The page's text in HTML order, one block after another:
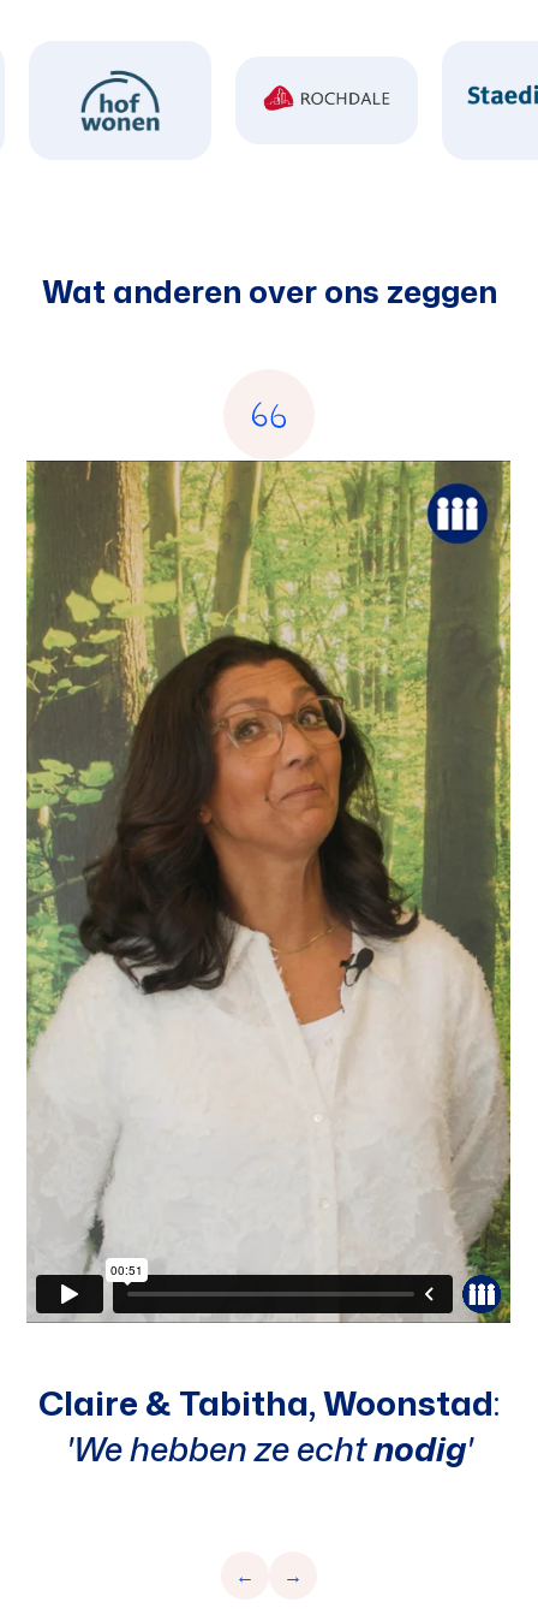
Wat anderen over ons zeggen
Claire & Tabitha, Woonstad:
'We hebben ze echtnodig'
← →